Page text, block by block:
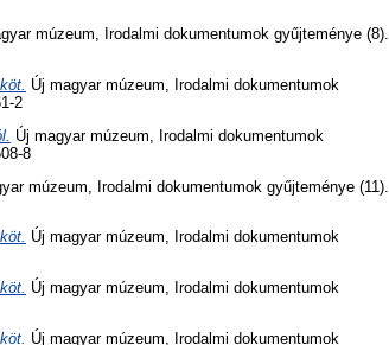
múzeum, Irodalmi dokumentumok gyűjteménye (8).
Új magyar múzeum, Irodalmi dokumentumok
2
Új magyar múzeum, Irodalmi dokumentumok
8
múzeum, Irodalmi dokumentumok gyűjteménye (11).
Új magyar múzeum, Irodalmi dokumentumok
Új magyar múzeum, Irodalmi dokumentumok
Új magyar múzeum, Irodalmi dokumentumok